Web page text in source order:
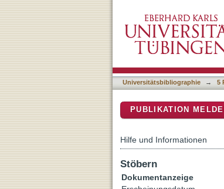
Universitätsbibliographie → 5
PUBLIKATION
Hilfe und Informationen
Stöbern
Dokumentanzeige